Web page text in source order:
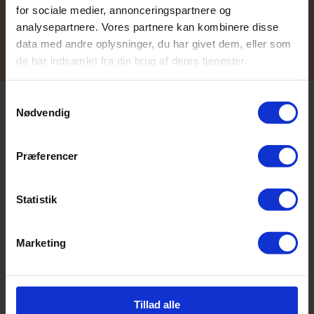
for sociale medier, annonceringspartnere og
analysepartnere. Vores partnere kan kombinere disse
data med andre oplysninger, du har givet dem, eller som
de har indsamlet fra din brug af deres tjenester.
Nødvendig
Præferencer
Statistik
Marketing
Tillad alle
produkter– og det er det, du siger
ielevatortalen.
Kernekompetencer –
hvordan adskiller dine
evner sig?
Kernekompetence er de funktioner, der gør,
at din virksomhed
I en mindre virksomhed findes